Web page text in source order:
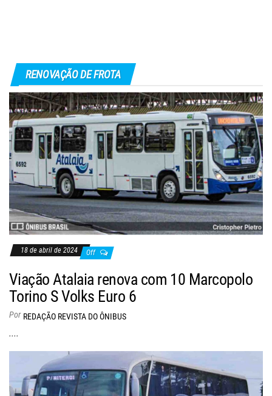
RENOVAÇÃO DE FROTA
18 de abril de 2024 Off
Viação Atalaia renova com 10 Marcopolo
Torino S Volks Euro 6
Por REDAÇÃO REVISTA DO ÔNIBUS
....